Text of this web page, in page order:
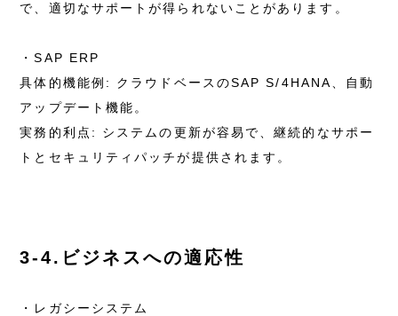
で、適切なサポートが得られないことがあります。
・SAP ERP
具体的機能例: クラウドベースのSAP S/4HANA、自動
アップデート機能。
実務的利点: システムの更新が容易で、継続的なサポー
トとセキュリティパッチが提供されます。
3-4.ビジネスへの適応性
・レガシーシステム